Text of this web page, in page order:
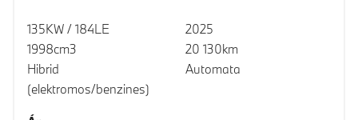
135KW / 184LE
1998cm3
Hibrid
(elektromos/benzines)
2025
20 130km
Automata